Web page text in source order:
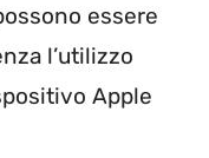
essere
l’utilizzo
Apple